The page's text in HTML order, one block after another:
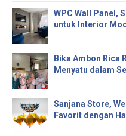
WPC Wall Panel,
untuk Interior
Bika Ambon Rica
Menyatu dalam
Sanjana Store,
Favorit dengan